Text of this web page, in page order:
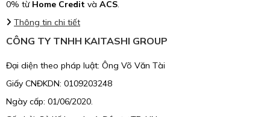
0% từ Home Credit và ACS.
Thông tin chi tiết
CÔNG TY TNHH KAITASHI GROUP
Đại diện theo pháp luật: Ông Võ Văn Tài
Giấy CNĐKDN: 0109203248
Ngày cấp: 01/06/2020.